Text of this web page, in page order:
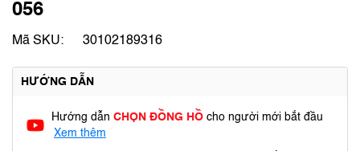
056
Mã SKU: 30102189316
HƯỚNG DẪN
Hướng dẫn CHỌN ĐỒNG HỒ cho người mới bắt đầu
Xem thêm